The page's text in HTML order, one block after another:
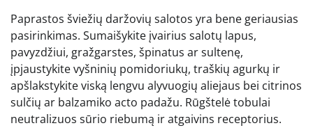
Paprastos šviežių daržovių salotos yra bene geriausias
pasirinkimas. Sumaišykite įvairius salotų lapus,
pavyzdžiui, gražgarstes, špinatus ar sultenę,
įpjaustykite vyšninių pomidoriukų, traškių agurkų ir
apšlakstykite viską lengvu alyvuogių aliejaus bei citrinos
sulčių ar balzamiko acto padažu. Rūgštelė tobulai
neutralizuos sūrio riebumą ir atgaivins receptorius.